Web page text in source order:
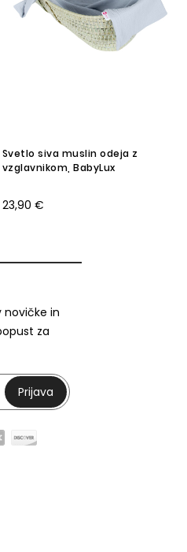
Svetlo siva muslin odeja z
vzglavnikom, BabyLux
23,90 €
novičke in
za
Prijava